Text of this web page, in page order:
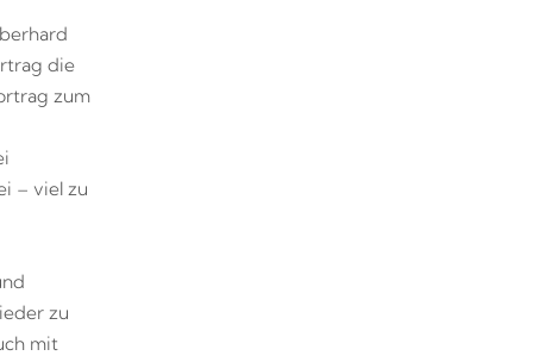
die
zum
– viel zu
zu
mit